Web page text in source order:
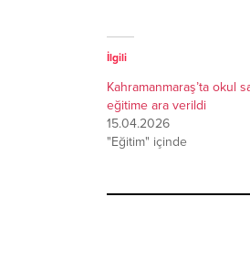
İlgili
Kahramanmaraş’ta okul
eğitime ara verildi
15.04.2026
"Eğitim" içinde